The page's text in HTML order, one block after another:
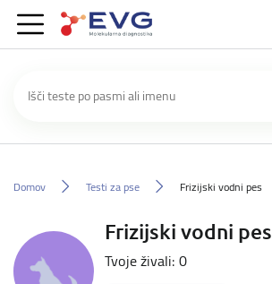
Domov Testi za pse Frizijski vodni pes
Frizijski vodni pes
Tvoje živali: 0